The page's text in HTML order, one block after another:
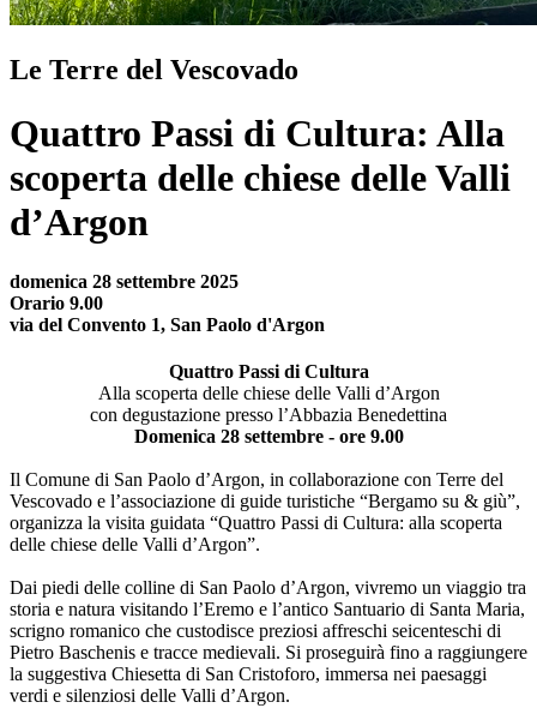
Le Terre del Vescovado
Quattro Passi di Cultura: Alla
scoperta delle chiese delle Valli
d’Argon
domenica 28 settembre 2025
Orario 9.00
via del Convento 1, San Paolo d'Argon
Quattro Passi di Cultura
Alla scoperta delle chiese delle Valli d’Argon
con degustazione presso l’Abbazia Benedettina
Domenica 28 settembre - ore 9.00
Il Comune di San Paolo d’Argon, in collaborazione con Terre del
Vescovado e l’associazione di guide turistiche “Bergamo su & giù”,
organizza la visita guidata “Quattro Passi di Cultura: alla scoperta
delle chiese delle Valli d’Argon”.
Dai piedi delle colline di San Paolo d’Argon, vivremo un viaggio tra
storia e natura visitando l’Eremo e l’antico Santuario di Santa Maria,
scrigno romanico che custodisce preziosi affreschi seicenteschi di
Pietro Baschenis e tracce medievali. Si proseguirà fino a raggiungere
la suggestiva Chiesetta di San Cristoforo, immersa nei paesaggi
verdi e silenziosi delle Valli d’Argon.